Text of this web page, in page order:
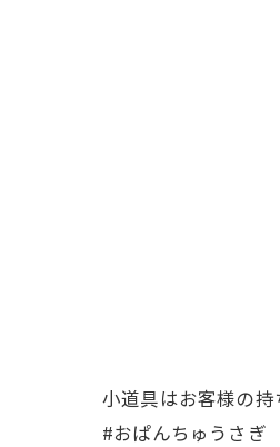
小道具はお客様の
#おぱんちゅうさぎ